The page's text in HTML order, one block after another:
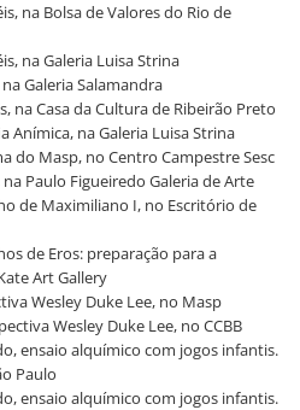
na Bolsa de Valores do Rio de
na Galeria Luisa Strina
Galeria Salamandra
na Casa da Cultura de Ribeirão Preto
Anímica, na Galeria Luisa Strina
do Masp, no Centro Campestre Sesc
Paulo Figueiredo Galeria de Arte
de Maximiliano I, no Escritório de
de Eros: preparação para a
Art Gallery
Wesley Duke Lee, no Masp
Wesley Duke Lee, no CCBB
ensaio alquímico com jogos infantis.
Paulo
ensaio alquímico com jogos infantis.